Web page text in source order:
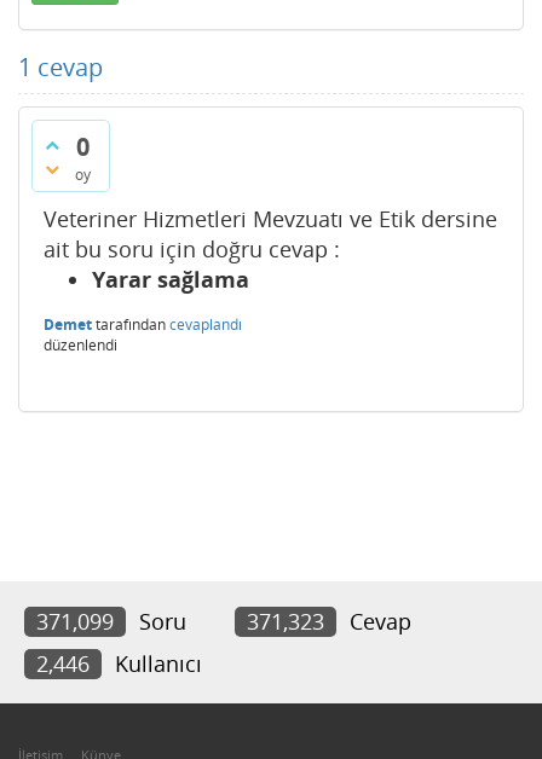
1 cevap
0
oy
Veteriner Hizmetleri Mevzuatı ve Etik dersine
ait bu soru için doğru cevap :
Yarar sağlama
Demettarafındancevaplandı
düzenlendi
371,099 Soru 371,323
Cevap
2,446
Kullanıcı
İletişim Künye